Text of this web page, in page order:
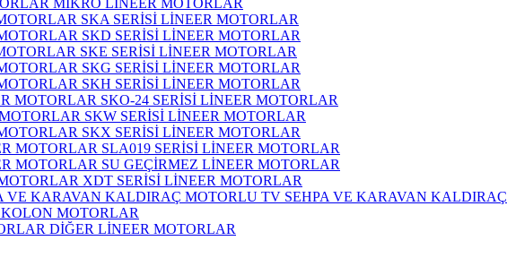
MİKRO LİNEER MOTORLAR
SKA SERİSİ LİNEER MOTORLAR
SKD SERİSİ LİNEER MOTORLAR
SKE SERİSİ LİNEER MOTORLAR
SKG SERİSİ LİNEER MOTORLAR
SKH SERİSİ LİNEER MOTORLAR
SKO-24 SERİSİ LİNEER MOTORLAR
SKW SERİSİ LİNEER MOTORLAR
SKX SERİSİ LİNEER MOTORLAR
SLA019 SERİSİ LİNEER MOTORLAR
SU GEÇİRMEZ LİNEER MOTORLAR
XDT SERİSİ LİNEER MOTORLAR
MOTORLU TV SEHPA VE KARAVAN KALDIRAÇ
KOLON MOTORLAR
DİĞER LİNEER MOTORLAR